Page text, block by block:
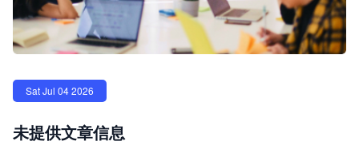
Sat Jul 04 2026
未提供文章信息